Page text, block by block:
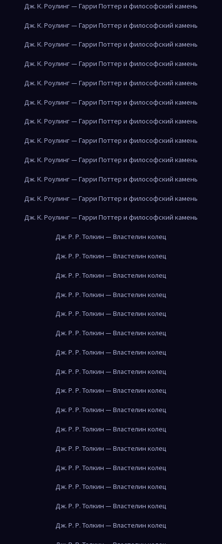
Дж. К. Роулинг — Гарри Поттер и философский камень
Дж. К. Роулинг — Гарри Поттер и философский камень
Дж. К. Роулинг — Гарри Поттер и философский камень
Дж. К. Роулинг — Гарри Поттер и философский камень
Дж. К. Роулинг — Гарри Поттер и философский камень
Дж. К. Роулинг — Гарри Поттер и философский камень
Дж. К. Роулинг — Гарри Поттер и философский камень
Дж. К. Роулинг — Гарри Поттер и философский камень
Дж. К. Роулинг — Гарри Поттер и философский камень
Дж. К. Роулинг — Гарри Поттер и философский камень
Дж. К. Роулинг — Гарри Поттер и философский камень
Дж. К. Роулинг — Гарри Поттер и философский камень
Дж. Р. Р. Толкин — Властелин колец
Дж. Р. Р. Толкин — Властелин колец
Дж. Р. Р. Толкин — Властелин колец
Дж. Р. Р. Толкин — Властелин колец
Дж. Р. Р. Толкин — Властелин колец
Дж. Р. Р. Толкин — Властелин колец
Дж. Р. Р. Толкин — Властелин колец
Дж. Р. Р. Толкин — Властелин колец
Дж. Р. Р. Толкин — Властелин колец
Дж. Р. Р. Толкин — Властелин колец
Дж. Р. Р. Толкин — Властелин колец
Дж. Р. Р. Толкин — Властелин колец
Дж. Р. Р. Толкин — Властелин колец
Дж. Р. Р. Толкин — Властелин колец
Дж. Р. Р. Толкин — Властелин колец
Дж. Р. Р. Толкин — Властелин колец